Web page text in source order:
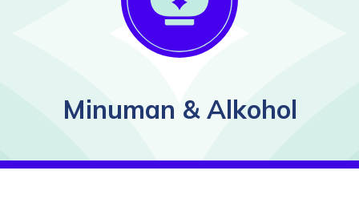
Minuman & Alkohol